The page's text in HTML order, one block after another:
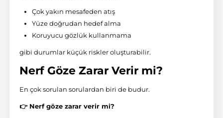
Çok yakın mesafeden atış
Yüze doğrudan hedef alma
Koruyucu gözlük kullanmama
gibi durumlar küçük riskler oluşturabilir.
Nerf Göze Zarar Verir mi?
En çok sorulan sorulardan biri de budur.
👉 Nerf göze zarar verir mi?